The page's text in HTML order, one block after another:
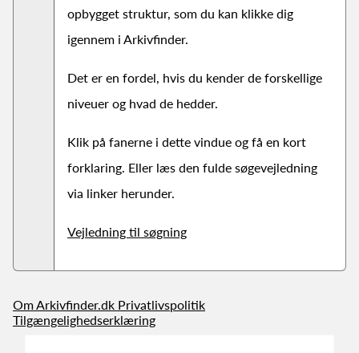
opbygget struktur, som du kan klikke dig
igennem i Arkivfinder.
Det er en fordel, hvis du kender de forskellige
niveuer og hvad de hedder.
Klik på fanerne i dette vindue og få en kort
forklaring. Eller læs den fulde søgevejledning
via linker herunder.
Vejledning til søgning
Om Arkivfinder.dk Privatlivspolitik
Tilgængelighedserklæring